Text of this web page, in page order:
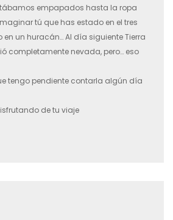
empapados hasta la ropa
tú que has estado en el tres
en un huracán… Al día siguiente Tierra
completamente nevada, pero… eso
tengo pendiente contarla algún día
de tu viaje